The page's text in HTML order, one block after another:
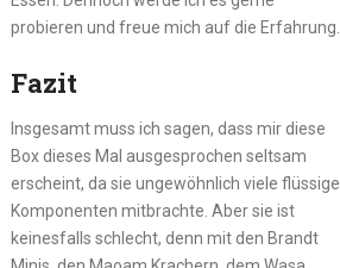
probieren und freue mich auf die Erfahrung.
Fazit
Insgesamt muss ich sagen, dass mir diese
Box dieses Mal ausgesprochen seltsam
erscheint, da sie ungewöhnlich viele flüssige
Komponenten mitbrachte. Aber sie ist
keinesfalls schlecht, denn mit den Brandt